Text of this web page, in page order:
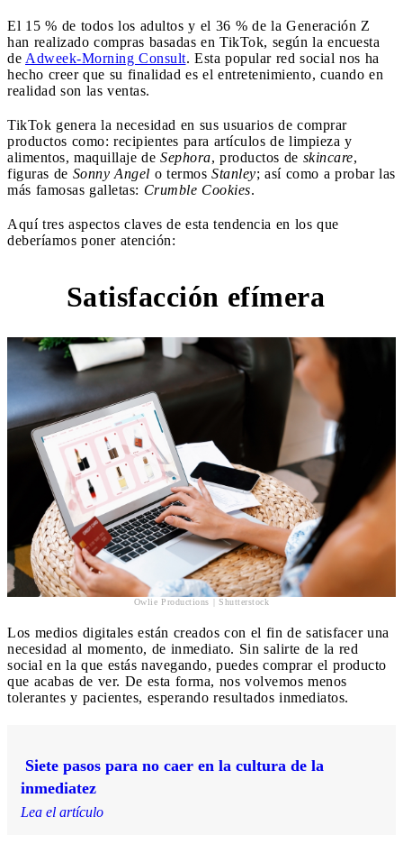
El 15 % de todos los adultos y el 36 % de la Generación Z
han realizado compras basadas en TikTok, según la encuesta
de Adweek-Morning Consult. Esta popular red social nos ha
hecho creer que su finalidad es el entretenimiento, cuando en
realidad son las ventas.
TikTok genera la necesidad en sus usuarios de comprar
productos como: recipientes para artículos de limpieza y
alimentos, maquillaje de Sephora, productos de skincare,
figuras de Sonny Angel o termos Stanley; así como a probar las
más famosas galletas: Crumble Cookies.
Aquí tres aspectos claves de esta tendencia en los que
deberíamos poner atención:
Satisfacción efímera
Owlie Productions | Shutterstock
Los medios digitales están creados con el fin de satisfacer una
necesidad al momento, de inmediato. Sin salirte de la red
social en la que estás navegando, puedes comprar el producto
que acabas de ver. De esta forma, nos volvemos menos
tolerantes y pacientes, esperando resultados inmediatos.
Siete pasos para no caer en la cultura de la
inmediatez
Lea el artículo